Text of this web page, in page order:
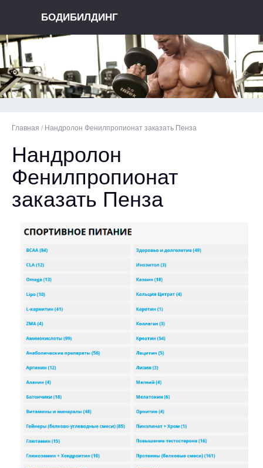
БОДИБИЛДИНГ
Главная / Нандролон Фенилпропионат заказать Пенза
Нандролон
Фенилпропионат
заказать Пенза